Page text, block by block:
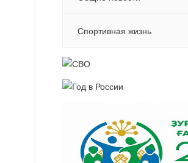
Спортивная жизнь